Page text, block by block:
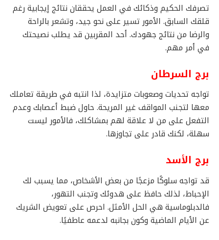
تصرفك الحكيم وذكائك في العمل يحققان نتائج إيجابية رغم
قلقك السابق. الأمور تسير على نحو جيد، وتشعر بالراحة
والرضا من نتائج جهودك. أحد المقربين قد يطلب نصيحتك
في أمر مهم.
برج السرطان
تواجه تحديات وصعوبات متزايدة، لذا انتبه في طريقة تعاملك
معها لتجنب المواقف غير المريحة. حاول ضبط أعصابك وعدم
التفعل على من لا علاقة لهم بمشاكلك، فالأمور ليست
سهلة، لكنك قادر على تجاوزها.
برج الأسد
قد تواجه سلوكًا مزعجًا من بعض الأشخاص، مما يسبب لك
الإحباط، لذلك حافظ على هدوئك وتجنب التهور،
فالدبلوماسية هي الحل الأمثل. احرص على تعويض الشريك
عن الأيام الماضية وكون بجانبه لدعمه عاطفيًا.